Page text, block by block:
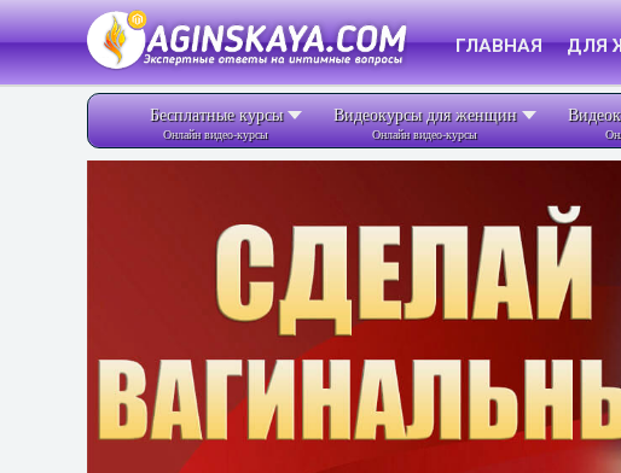
ГЛАВНАЯ ДЛЯ
Бесплатные курсы
Онлайн видео-курсы
Видеокурсы для женщин
Онлайн видео-курсы